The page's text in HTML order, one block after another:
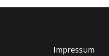
Impressum